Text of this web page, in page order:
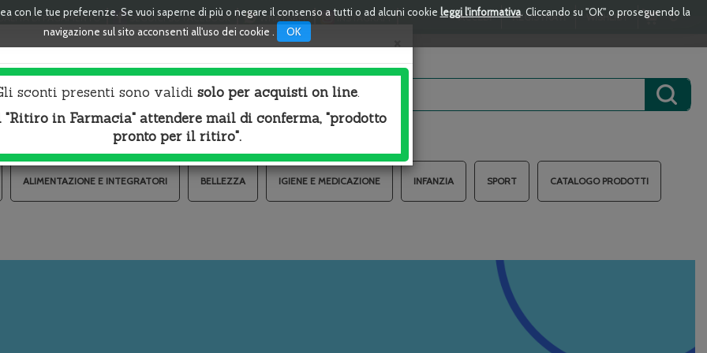
con le tue preferenze. Se vuoi saperne di più o negare il consenso a tutti o ad alcuni cookie leggi l'informativa. Cliccando su "OK" o proseguendo la
navigazione sul sito acconsenti all'uso dei cookie .
OK
DI PAGAMENTO SEGUICI SU FACEBOOK WHATSAPP INSTAGRAM ACCEDI REGISTRATI WISHLIST 0
ARTICOLI
Cerca
Prodotto
Cerca
ALIMENTAZIONE E INTEGRATORI BELLEZZA IGIENE E MEDICAZIONE INFANZIA SPORT CATALOGO PRODOTTI
×
sconti presenti sono validi solo per acquisti on line.
"Ritiro in Farmacia" attendere mail di conferma, "prodotto
pronto per il ritiro".